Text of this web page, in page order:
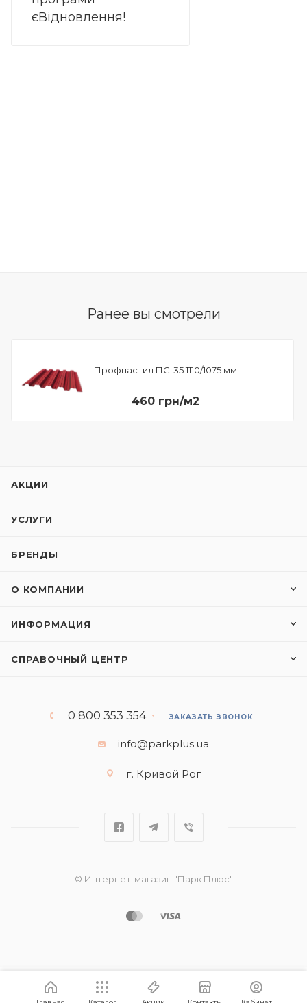
єВідновлення!
Ранее вы смотрели
Профнастил ПС-35 1110/1075 мм
460 грн/м2
АКЦИИ
УСЛУГИ
БРЕНДЫ
О КОМПАНИИ
ИНФОРМАЦИЯ
СПРАВОЧНЫЙ ЦЕНТР
0 800 353 354 ЗАКАЗАТЬ ЗВОНОК
info@parkplus.ua
г. Кривой Рог
© Интернет-магазин "Парк Плюс"